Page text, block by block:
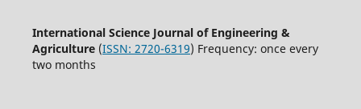
International Science Journal of Engineering &
Agriculture(ISSN: 2720-6319) Frequency: once every
two months